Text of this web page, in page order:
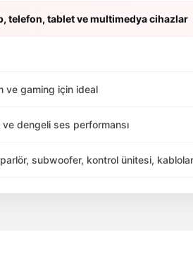
telefon, tablet ve multimedya cihazlar
ve gaming için ideal
dengeli ses performansı
subwoofer, kontrol ünitesi, kablolar